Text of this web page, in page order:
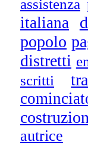
Il
assistenza
italiana
popolo
distretti
scritti
autrice